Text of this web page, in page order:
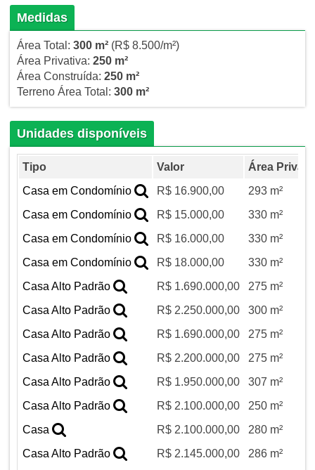
Medidas
Área Total: 300 m²(R$ 8.500/m²)
Área Privativa: 250 m²
Área Construída: 250 m²
Terreno Área Total: 300 m²
Unidades disponíveis
Tipo Valor
Área
Casa em Condomínio
R$ 16.900,00
293 m²
Casa em Condomínio
R$ 15.000,00
330 m²
Casa em Condomínio
R$ 16.000,00
330 m²
Casa em Condomínio
R$ 18.000,00
330 m²
Casa Alto Padrão
R$ 1.690.000,00
275 m²
Casa Alto Padrão
R$ 2.250.000,00
300 m²
Casa Alto Padrão
R$ 1.690.000,00
275 m²
Casa Alto Padrão
R$ 2.200.000,00
275 m²
Casa Alto Padrão
R$ 1.950.000,00
307 m²
Casa Alto Padrão
R$ 2.100.000,00
250 m²
Casa
R$ 2.100.000,00
280 m²
Casa Alto Padrão
R$ 2.145.000,00
286 m²